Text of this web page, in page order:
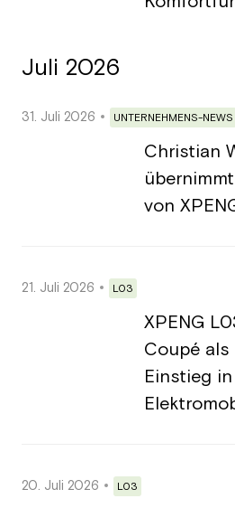
Juli 2026
31. Juli 2026 UNTERNEHMENS-NEWS
Christian
von
21. Juli 2026 L03
XPENG
Coupé
Einstieg
20. Juli 2026 L03